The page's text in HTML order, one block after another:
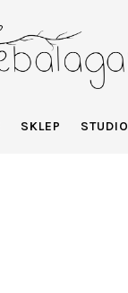
SKLEP STUDIO